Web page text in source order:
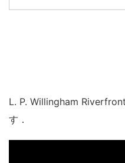
L. P. Willingham
す．